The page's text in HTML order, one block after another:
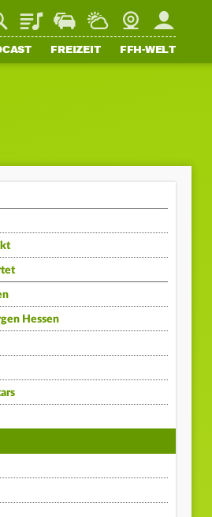
PlaylistStaupilotWetterWebcamMein FFH
FREIZEIT FFH-WELT
Hessen